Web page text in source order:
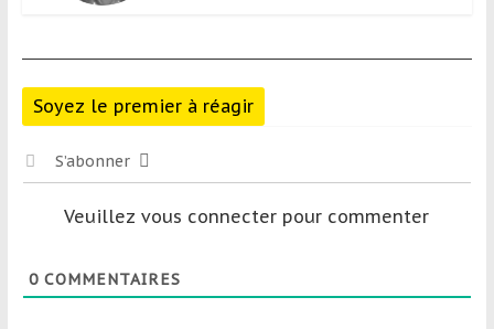
Soyez le premier à réagir
S’abonner
Veuillez vous connecter pour commenter
0COMMENTAIRES